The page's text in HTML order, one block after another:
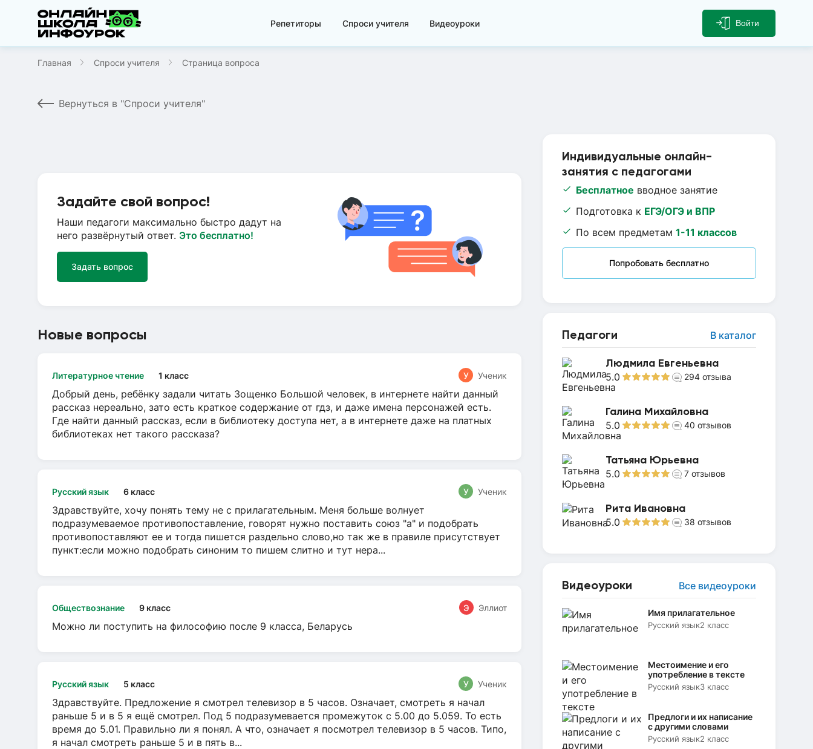
Репетиторы Спроси учителя Видеоуроки Войти
Главная Спроси учителя Страница вопроса
Вернуться в "Спроси учителя"
Индивидуальные онлайн-
занятия с педагогами
Бесплатное вводное занятие
Подготовка к ЕГЭ/ОГЭ и ВПР
По всем предметам 1-11 классов
Попробовать бесплатно
Педагоги В каталог
Людмила Евгеньевна
5.0 294 отзыва
Галина Михайловна
5.0 40 отзывов
Татьяна Юрьевна
5.0 7 отзывов
Рита Ивановна
5.0 38 отзывов
Видеоуроки Все видеоуроки
Имя прилагательное
Русский язык2 класс
Местоимение и его
употребление в тексте
Русский язык3 класс
Предлоги и их написание
с другими словами
Русский язык2 класс
Задайте свой вопрос!
Наши педагоги максимально быстро дадут на
него развёрнутый ответ. Это бесплатно!
Задать вопрос
Новые вопросы
Литературное чтение 1 класс У Ученик
Добрый день, ребёнку задали читать Зощенко Большой человек, в интернете найти данный
рассказ нереально, зато есть краткое содержание от гдз, и даже имена персонажей есть.
Где найти данный рассказ, если в библиотеку доступа нет, а в интернете даже на платных
библиотеках нет такого рассказа?
Русский язык 6 класс У Ученик
Здравствуйте, хочу понять тему не с прилагательным. Меня больше волнует
подразумеваемое противопоставление, говорят нужно поставить союз "а" и подобрать
противопоставляют ее и тогда пишется раздельно слово,но так же в правиле присутствует
пункт:если можно подобрать синоним то пишем слитно и тут нера...
Обществознание 9 класс Э Эллиот
Можно ли поступить на философию после 9 класса, Беларусь
Русский язык 5 класс У Ученик
Здравствуйте. Предложение я смотрел телевизор в 5 часов. Означает, смотреть я начал
раньше 5 и в 5 я ещё смотрел. Под 5 подразумевается промежуток с 5.00 до 5.059. То есть
время до 5.01. Правильно ли я понял. А что, означает я посмотрел телевизор в 5 часов. Типо,
я начал смотреть раньше 5 и в пять в...